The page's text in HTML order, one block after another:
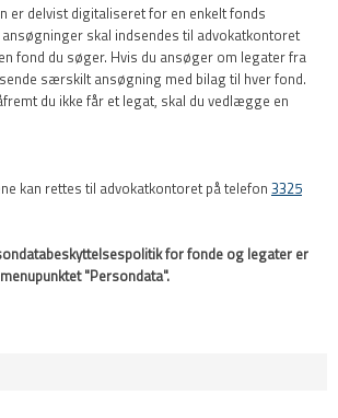
er delvist digitaliseret for en enkelt fonds
skal indsendes til advokatkontoret
fond du søger. Hvis du ansøger om legater fra
særskilt ansøgning med bilag til hver fond.
du ikke får et legat, skal du vedlægge en
kan rettes til advokatkontoret på telefon 3325
for fonde og legater er
"Persondata".